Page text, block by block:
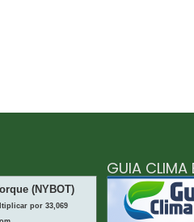
(NYBOT)
por 33,069
GUIA CLIMA